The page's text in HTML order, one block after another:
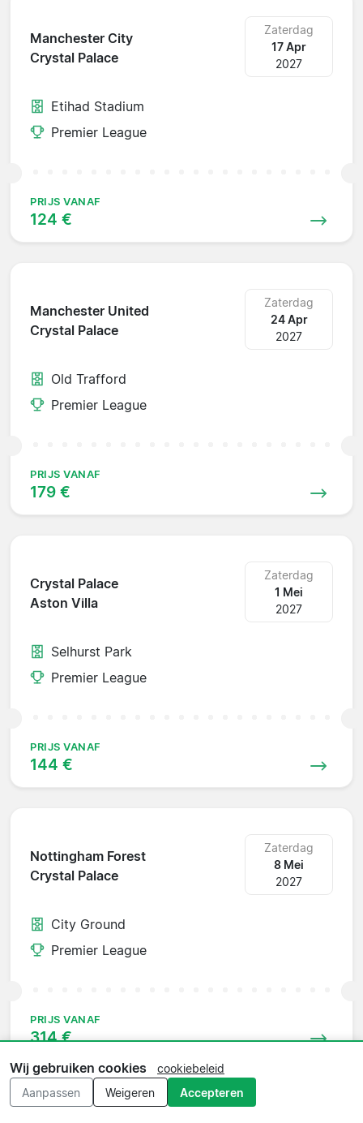
Manchester City
Crystal Palace
Zaterdag
17 Apr
2027
Etihad Stadium
Premier League
PRIJS VANAF
124 €
Manchester United
Crystal Palace
Zaterdag
24 Apr
2027
Old Trafford
Premier League
PRIJS VANAF
179 €
Crystal Palace
Aston Villa
Zaterdag
1 Mei
2027
Selhurst Park
Premier League
PRIJS VANAF
144 €
Nottingham Forest
Crystal Palace
Zaterdag
8 Mei
2027
City Ground
Premier League
PRIJS VANAF
314 €
Wij gebruiken cookies
cookiebeleid
Aanpassen
Weigeren Accepteren